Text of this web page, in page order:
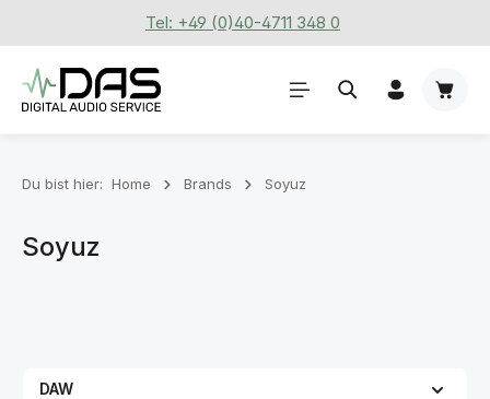
Zum Hauptinhalt springenTel: +49 (0)40-4711 348 0
Du bist hier: Home Brands Soyuz
Soyuz
DAW